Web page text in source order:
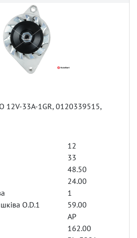
12V-33A-1GR, 0120339515,
12
33
48.50
24.00
1
O.D.1
59.00
AP
162.00